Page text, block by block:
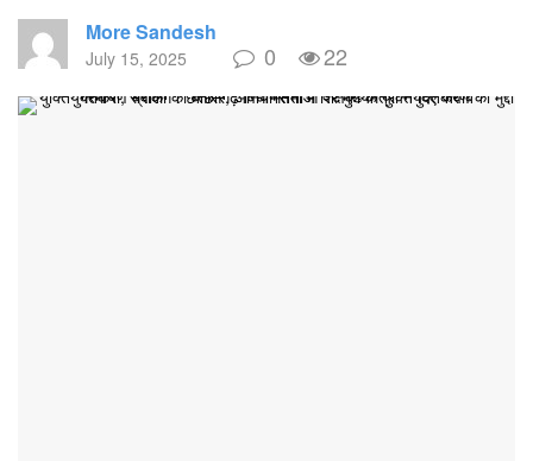
More Sandesh
July 15, 2025 0 22